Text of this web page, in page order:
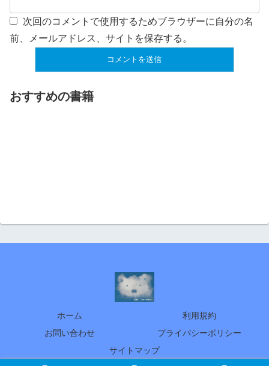
次回のコメントで使用するためブラウザーに自分の名
前、メールアドレス、サイトを保存する。
おすすめの書籍
ホーム
利用規約
お問い合わせ
プライバシーポリシー
サイトマップ